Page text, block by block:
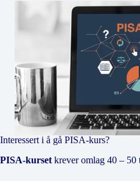
Interessert i å gå PISA-kurs?
PISA-kurset krever omlag 40 – 50